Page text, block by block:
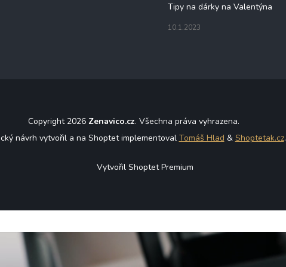
Tipy na dárky na Valentýna
10.1.2023
Copyright 2026 Zenavico.cz. Všechna práva vyhrazena.
návrh vytvořil a na Shoptet implementoval Tomáš Hlad & Shoptetak.cz.
Vytvořil Shoptet Premium